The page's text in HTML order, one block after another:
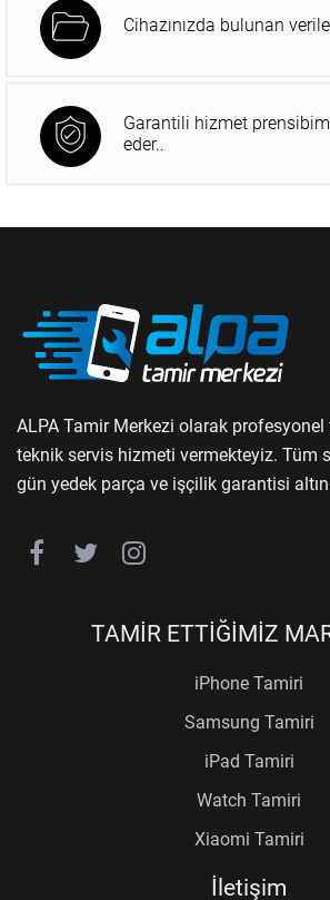
Cihazınızda bulunan
Garantili hizmet
eder..
ALPA Tamir Merkezi olarak
teknik servis hizmeti vermekteyiz. Tüm
gün yedek parça ve işçilik garantisi
TAMİR ETTİĞİMİZ
iPhone Tamiri
Samsung Tamiri
iPad Tamiri
Watch Tamiri
Xiaomi Tamiri
İletişim